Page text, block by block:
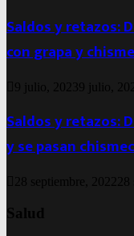
Saldos y retazos:
con grapa y
9 julio, 20239 julio,
Saldos y retazos:
y se pasan
28 septiembre, 2022
Salud